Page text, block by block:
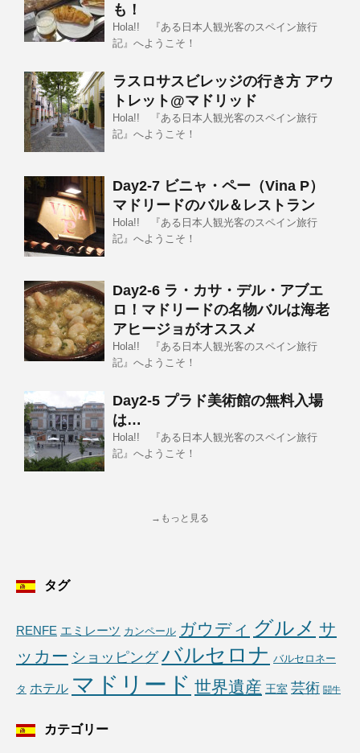
も！
Hola!! 『ある日本人観光客のスペイン旅行
記』へようこそ！
ラスロサスビレッジの行き方 アウ
トレット@マドリッド
Hola!! 『ある日本人観光客のスペイン旅行
記』へようこそ！
Day2-7 ビニャ・ペー（Vina P）
マドリードのバル＆レストラン
Hola!! 『ある日本人観光客のスペイン旅行
記』へようこそ！
Day2-6 ラ・カサ・デル・アブエ
ロ！マドリードの名物バルは海老
アヒージョがオススメ
Hola!! 『ある日本人観光客のスペイン旅行
記』へようこそ！
Day2-5 プラド美術館の無料入場
は…
Hola!! 『ある日本人観光客のスペイン旅行
記』へようこそ！
→もっと見る
タグ
RENFE エミレーツ カンペール ガウディ グルメ サ
ッカー ショッピング バルセロナ バルセロネー
タ ホテル マドリード 世界遺産 王室 芸術 闘牛
カテゴリー